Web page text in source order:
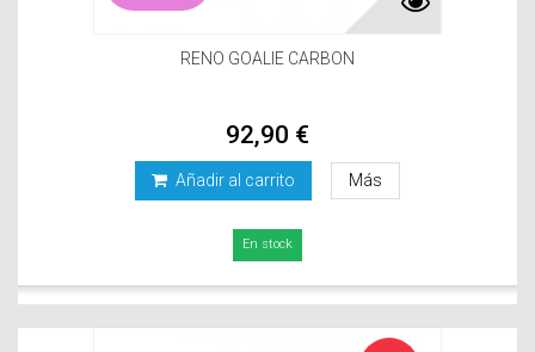
RENO GOALIE CARBON
92,90 €
Añadir al carrito Más
En stock